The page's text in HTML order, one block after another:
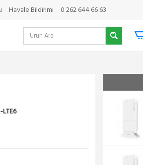
Havale Bildirimi 0 262 644 66 63